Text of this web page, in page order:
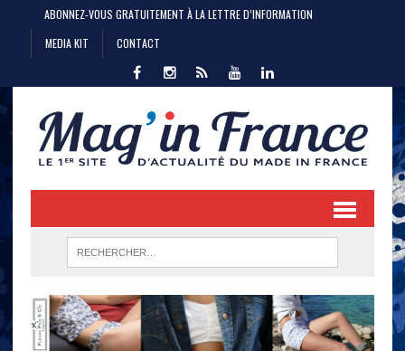
ABONNEZ-VOUS GRATUITEMENT À LA LETTRE D’INFORMATION
MEDIA KIT
CONTACT